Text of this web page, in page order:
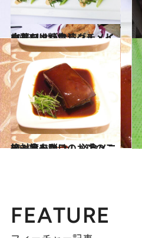
2013.4.9
中華だけが台湾グルメじゃない！ フレンチ・イタリアン特集
旅＆お出かけ
2012.12.11
絶対食べたい！ 必食メニュー第一弾このお店のこの一品を！
旅＆お出かけ
FEATURE